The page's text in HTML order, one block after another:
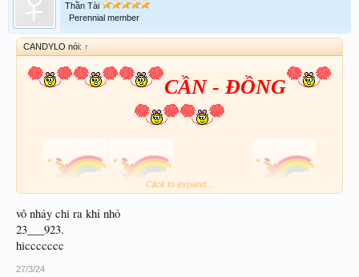
Thần Tài
Perennial member
CANDYLO nói: ↑
CẦN - ĐỒNG
05-45-85
Click to expand...
vô nhảy chi ra khỉ nhỏ
23___923.
hiccccccc
27/3/24